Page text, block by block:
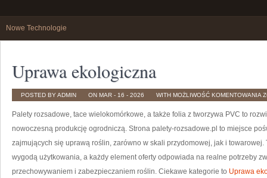
Nowe Technologie
Uprawa ekologiczna
POSTED BY ADMIN ON MAR - 16 - 2026 WITH MOŻLIWOŚĆ KOMENTOWANIA
Palety rozsadowe, tace wielokomórkowe, a także folia z tworzywa PVC to
nowoczesną produkcję ogrodniczą. Strona palety-rozsadowe.pl to miejsce
zajmujących się uprawą roślin, zarówno w skali przydomowej, jak i towarowej.
wygodą użytkowania, a każdy element oferty odpowiada na realne potrzeby
przechowywaniem i zabezpieczaniem roślin. Ciekawe kategorie to Uprawa